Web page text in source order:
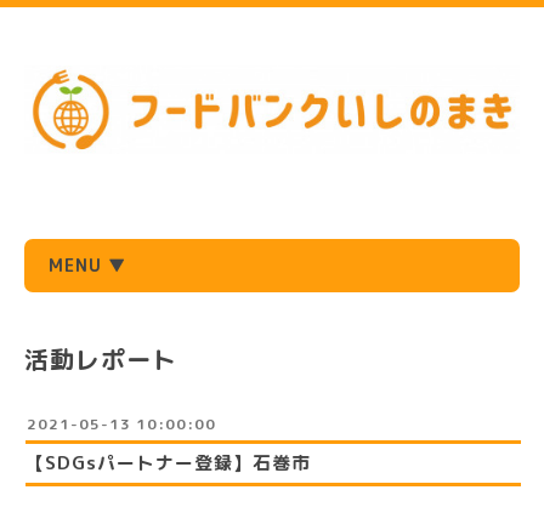
MENU ▼
活動レポート
2021-05-13 10:00:00
【SDGsパートナー登録】石巻市